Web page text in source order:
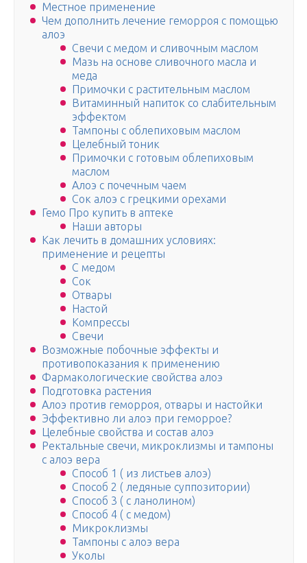
Местное применение
Чем дополнить лечение геморроя с помощью
алоэ
Свечи с медом и сливочным маслом
Мазь на основе сливочного масла и
меда
Примочки с растительным маслом
Витаминный напиток со слабительным
эффектом
Тампоны с облепиховым маслом
Целебный тоник
Примочки с готовым облепиховым
маслом
Алоэ с почечным чаем
Сок алоэ с грецкими орехами
Гемо Про купить в аптеке
Наши авторы
Как лечить в домашних условиях:
применение и рецепты
С медом
Сок
Отвары
Настой
Компрессы
Свечи
Возможные побочные эффекты и
противопоказания к применению
Фармакологические свойства алоэ
Подготовка растения
Алоэ против геморроя, отвары и настойки
Эффективно ли алоэ при геморрое?
Целебные свойства и состав алоэ
Ректальные свечи, микроклизмы и тампоны
с алоэ вера
Способ 1 ( из листьев алоэ)
Способ 2 ( ледяные суппозитории)
Способ 3 ( с ланолином)
Способ 4 ( с медом)
Микроклизмы
Тампоны с алоэ вера
Уколы